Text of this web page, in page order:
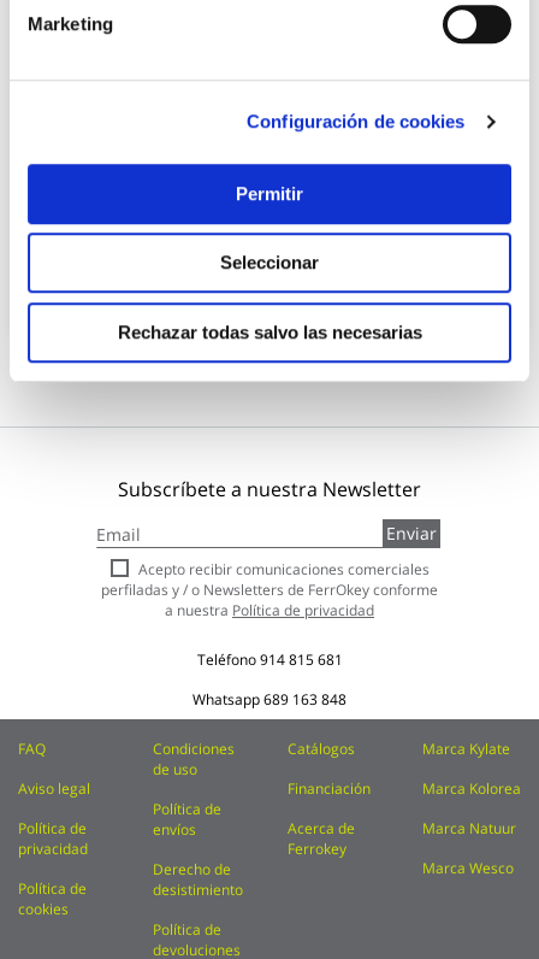
Marketing
Configuración de cookies
Permitir
Seleccionar
Rechazar todas salvo las necesarias
Varilla roscada din976 5.6 cincada m14 20 uds fontana
Fontana
82,70 €
Añadir al carrito
Subscríbete a nuestra Newsletter
a
nuestro
boletín
de
Enviar
Acepto recibir comunicaciones comerciales
perfiladas y / o Newsletters de FerrOkey conforme
a nuestra Política de privacidad
Teléfono914 815 681
Whatsapp689 163 848
FAQ
Aviso legal
Política de
privacidad
Política de
cookies
Condiciones
de uso
Política de
envíos
Derecho de
desistimiento
Política de
devoluciones
Catálogos
Financiación
Acerca de
Ferrokey
Marca Kylate
Marca Kolorea
Marca Natuur
Marca Wesco